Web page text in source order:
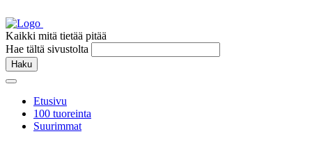
Kaikki mitä tietää pitää
Hae tältä sivustolta
Haku
Etusivu
100 tuoreinta
Suurimmat